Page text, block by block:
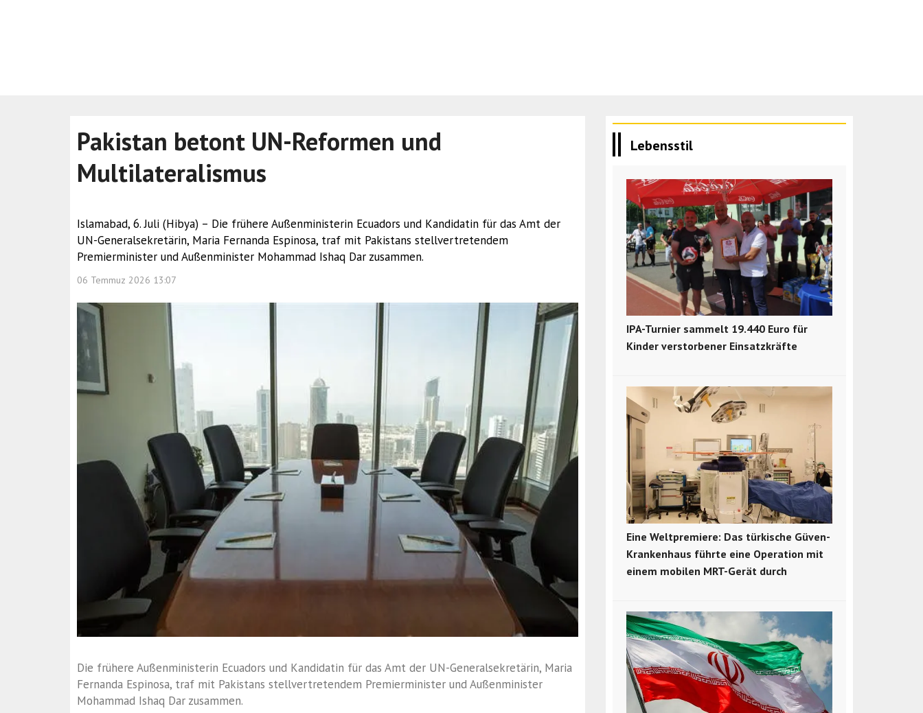
Pakistan betont UN-Reformen und
Multilateralismus
Islamabad, 6. Juli (Hibya) – Die frühere Außenministerin Ecuadors und Kandidatin für das Amt der
UN-Generalsekretärin, Maria Fernanda Espinosa, traf mit Pakistans stellvertretendem
Premierminister und Außenminister Mohammad Ishaq Dar zusammen.
06 Temmuz 2026 13:07
Die frühere Außenministerin Ecuadors und Kandidatin für das Amt der UN-Generalsekretärin, Maria
Fernanda Espinosa, traf mit Pakistans stellvertretendem Premierminister und Außenminister
Mohammad Ishaq Dar zusammen.
Lebensstil
IPA-Turnier sammelt 19.440 Euro für
Kinder verstorbener Einsatzkräfte
Eine Weltpremiere: Das türkische Güven-
Krankenhaus führte eine Operation mit
einem mobilen MRT-Gerät durch